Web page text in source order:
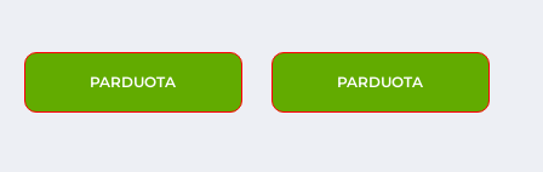
PARDUOTA PARDUOTA